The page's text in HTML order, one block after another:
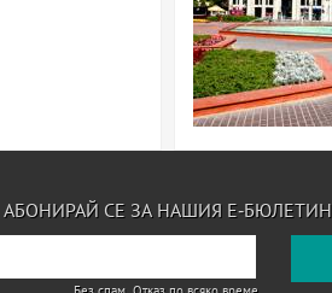
АБОНИРАЙ СЕ ЗА НАШИЯ Е-БЮЛЕТИН